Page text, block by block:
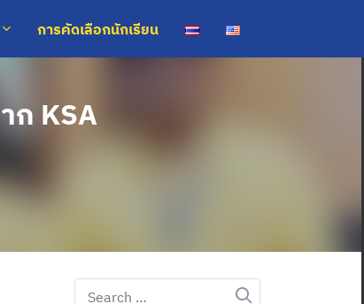
การคัดเลือกนักเรียน
ก KSA
Search